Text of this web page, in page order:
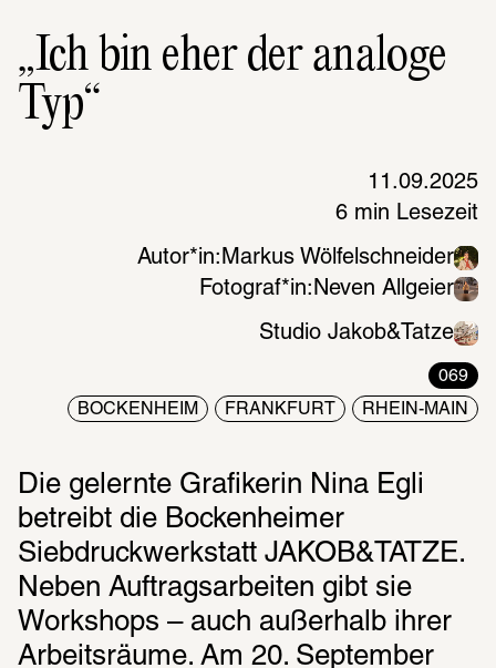
„Ich bin eher der analoge
Typ“
11.09.2025
6 min Lesezeit
Autor*in: Markus Wölfelschneider
Fotograf*in: Neven Allgeier
Studio Jakob&Tatze
069
BOCKENHEIM FRANKFURT RHEIN-MAIN
Die gelernte Grafikerin Nina Egli
betreibt die Bockenheimer
Siebdruckwerkstatt JAKOB&TATZE.
Neben Auftragsarbeiten gibt sie
Workshops – auch außerhalb ihrer
Arbeitsräume. Am 20. September